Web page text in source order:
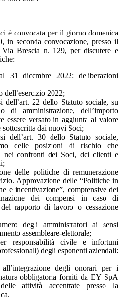
è convocata per il giorno domenica
in seconda convocazione, presso il
Brescia n. 129, per discutere e
31 dicembre 2022: deliberazioni
dell’esercizio 2022;
dell’art. 22 dello Statuto sociale, su
di amministrazione, dell’importo
essere versato in aggiunta al valore
dai nuovi Soci;
dell’art. 30 dello Statuto sociale,
delle posizioni di rischio che
nei confronti dei Soci, dei clienti e
delle politiche di remunerazione
Approvazione delle “Politiche in
e incentivazione”, comprensive dei
dei compensi in caso di
rapporto di lavoro o cessazione
degli amministratori ai sensi
assembleare-elettorale;
responsabilità civile e infortuni
degli esponenti aziendali:
degli onorari per i
obbligatoria forniti da EY SpA
attività accentrate presso la